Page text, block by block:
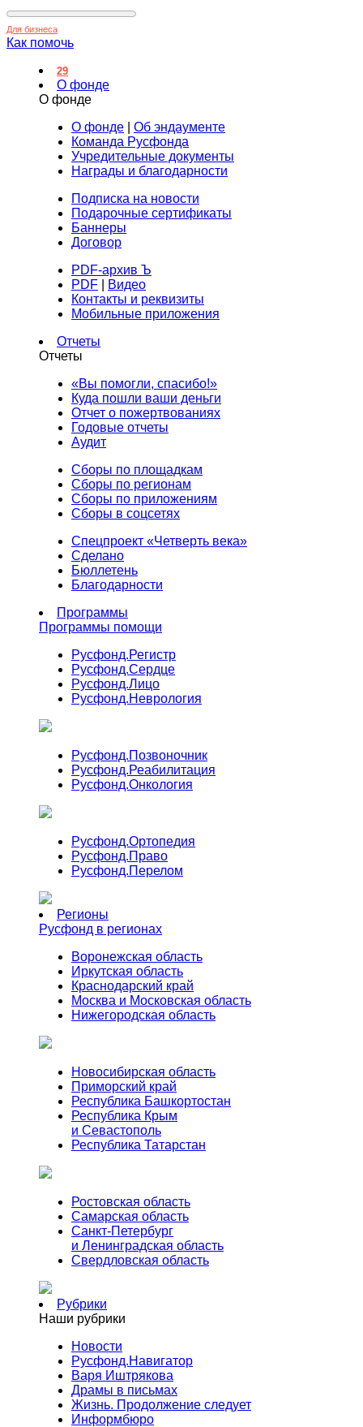
Для бизнеса
Как помочь
29
О фонде
О фонде
О фонде
Об эндаументе
Команда Русфонда
Учредительные документы
Награды и благодарности
Подписка на новости
Подарочные сертификаты
Баннеры
Договор
PDF-архив Ъ
PDF
Видео
Контакты и реквизиты
Мобильные приложения
Отчеты
Отчеты
«Вы помогли, спасибо!»
Куда пошли ваши деньги
Отчет о пожертвованиях
Годовые отчеты
Аудит
Сборы по площадкам
Сборы по регионам
Сборы по приложениям
Сборы в соцсетях
Спецпроект «Четверть века»
Сделано
Бюллетень
Благодарности
Программы
Программы помощи
Русфонд.Регистр
Русфонд.Сердце
Русфонд.Лицо
Русфонд.Неврология
Русфонд.Позвоночник
Русфонд.Реабилитация
Русфонд.Онкология
Русфонд.Ортопедия
Русфонд.Право
Русфонд.Перелом
Регионы
Русфонд в регионах
Воронежская область
Иркутская область
Краснодарский край
Москва и Московская область
Нижегородская область
Новосибирская область
Приморский край
Республика Башкортостан
Республика Крым
и Севастополь
Республика Татарстан
Ростовская область
Самарская область
Санкт-Петербург
и Ленинградская область
Свердловская область
Рубрики
Наши рубрики
Новости
Русфонд.Навигатор
Варя Иштрякова
Драмы в письмах
Жизнь. Продолжение следует
Информбюро